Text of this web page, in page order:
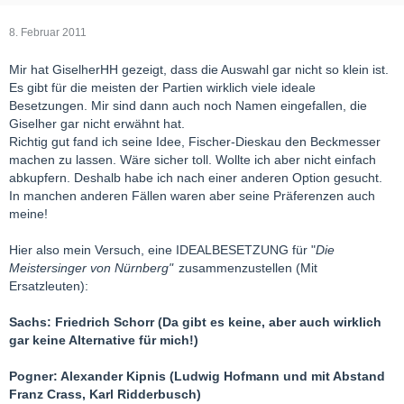
8. Februar 2011
Mir hat GiselherHH gezeigt, dass die Auswahl gar nicht so klein ist.
Es gibt für die meisten der Partien wirklich viele ideale
Besetzungen. Mir sind dann auch noch Namen eingefallen, die
Giselher gar nicht erwähnt hat.
Richtig gut fand ich seine Idee, Fischer-Dieskau den Beckmesser
machen zu lassen. Wäre sicher toll. Wollte ich aber nicht einfach
abkupfern. Deshalb habe ich nach einer anderen Option gesucht.
In manchen anderen Fällen waren aber seine Präferenzen auch
meine!
Hier also mein Versuch, eine IDEALBESETZUNG für "Die
Meistersinger von Nürnberg" zusammenzustellen (Mit
Ersatzleuten):
Sachs: Friedrich Schorr (Da gibt es keine, aber auch wirklich
gar keine Alternative für mich!)
Pogner: Alexander Kipnis (Ludwig Hofmann und mit Abstand
Franz Crass, Karl Ridderbusch)